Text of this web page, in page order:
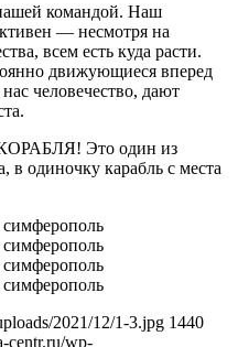
командой. Наш
— несмотря на
всем есть куда расти.
движующиеся вперед
человечество, дают
Это один из
одиночку карабль с места
2021/12/1-3.jpg 1440
centr.ru/wp-